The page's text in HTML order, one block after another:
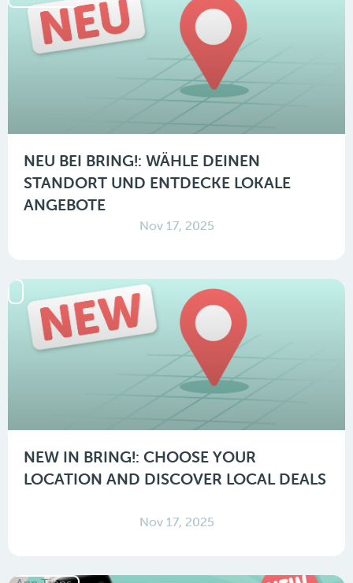
NEU BEI BRING!: WÄHLE DEINEN
STANDORT UND ENTDECKE LOKALE
ANGEBOTE
Nov 17, 2025
NEW IN BRING!: CHOOSE YOUR
LOCATION AND DISCOVER LOCAL DEALS
Nov 17, 2025